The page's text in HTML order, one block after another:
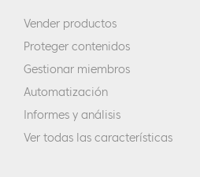
Vender productos
Proteger contenidos
Gestionar miembros
Automatización
Informes y análisis
Ver todas las características